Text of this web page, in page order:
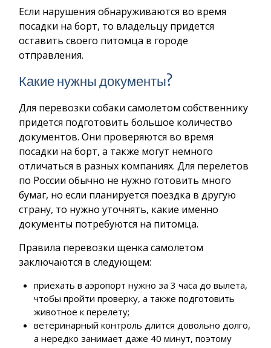
Если нарушения обнаруживаются во время
посадки на борт, то владельцу придется
оставить своего питомца в городе
отправления.
Какие нужны документы?
Для перевозки собаки самолетом собственнику
придется подготовить большое количество
документов. Они проверяются во время
посадки на борт, а также могут немного
отличаться в разных компаниях. Для перелетов
по России обычно не нужно готовить много
бумаг, но если планируется поездка в другую
страну, то нужно уточнять, какие именно
документы потребуются на питомца.
Правила перевозки щенка самолетом
заключаются в следующем:
приехать в аэропорт нужно за 3 часа до вылета,
чтобы пройти проверку, а также подготовить
животное к перелету;
ветеринарный контроль длится довольно долго,
а нередко занимает даже 40 минут, поэтому